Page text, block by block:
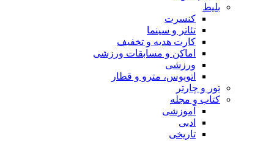
بلیط
کنسرت
تئاتر و سینما
کارت هدیه و تخفیف
اماکن و مسابقات ورزشی
ورزشی
اتوبوس، مترو و قطار
تور و چارتر
کتاب و مجله
آموزشی
ادبی
تاریخی